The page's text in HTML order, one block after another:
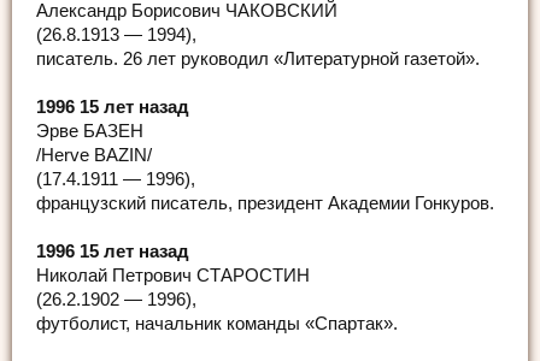
Александр Борисович ЧАКОВСКИЙ
(26.8.1913 — 1994),
писатель. 26 лет руководил «Литературной газетой».
1996 15 лет назад
Эрве БАЗЕН
/Herve BAZIN/
(17.4.1911 — 1996),
французский писатель, президент Академии Гонкуров.
1996 15 лет назад
Николай Петрович СТАРОСТИН
(26.2.1902 — 1996),
футболист, начальник команды «Спартак».